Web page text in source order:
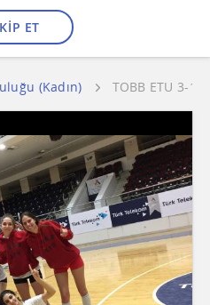
ET
(Kadın) TOBB ETU 3-1